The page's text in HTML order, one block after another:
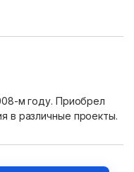
м году. Приобрел
в различные проекты.